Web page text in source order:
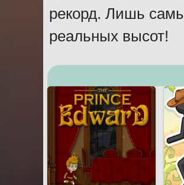
рекорд. Лишь
реальных высот!